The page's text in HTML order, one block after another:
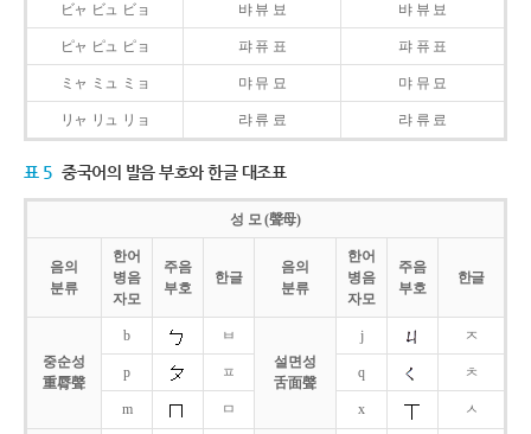
ビャ ビュ ビョ 뱌 뷰 뵤 뱌 뷰 뵤
ピャ ピュ ピョ 퍄 퓨 표 퍄 퓨 표
ミャ ミュ ミョ 먀 뮤 묘 먀 뮤 묘
リャ リュ リョ 랴 류 료 랴 류 료
표 5 중국어의 발음 부호와 한글 대조표
성 모 (聲母)
음의
분류
한어
병음
자모
주음
부호
한글
음의
분류
한어
병음
자모
주음
부호
한글
중순성
重脣聲
b
ㅂ
설면성
舌面聲
j ㅈ
p ㅍ q ㅊ
m ㅁ x ㅅ